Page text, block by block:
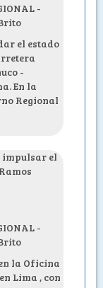
-
el estado
-
En la
Regional
impulsar el
-
la Oficina
Lima , con